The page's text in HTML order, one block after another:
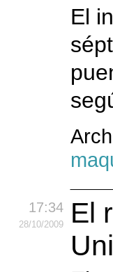
El
17:34
28/10/2009
El